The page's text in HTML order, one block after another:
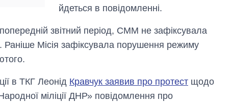
йдеться в повідомленні.
попередній звітний період, СММ не зафіксувала
Місія зафіксувала порушення режиму
в ТКГ Леонід Кравчук заявив про протест щодо
міліції ДНР» повідомлення про